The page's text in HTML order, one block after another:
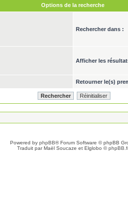
Options de la recherche
Rechercher dans :
Afficher les
Retourner le(s)
Powered by phpBB® Forum Software © phpBB
Traduit par Maël Soucaze et Elglobo ©